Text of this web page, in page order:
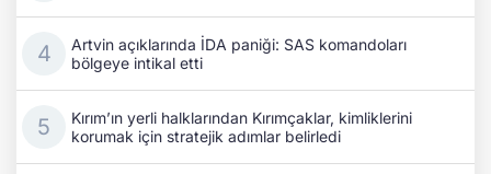
Artvin açıklarında İDA paniği: SAS komandoları
bölgeye intikal etti
Kırım’ın yerli halklarından Kırımçaklar, kimliklerini
korumak için stratejik adımlar belirledi